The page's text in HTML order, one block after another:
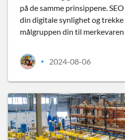
på de samme prinsippene.
din digitale synlighet og
målgruppen din til merkevaren
• 2024-08-06